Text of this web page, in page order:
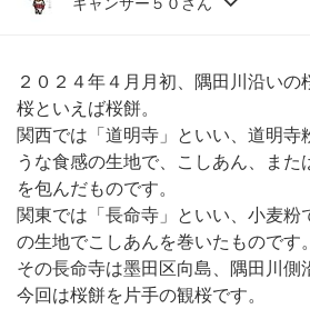
２０２４年４月月初、隅田川沿いの
桜といえば桜餅。
関西では「道明寺」といい、道明寺
うな食感の生地で、こしあん、また
を包んだものです。
関東では「長命寺」といい、小麦粉
の生地でこしあんを巻いたものです。
その長命寺は墨田区向島、隅田川側
今回は桜餅を片手の観桜です。